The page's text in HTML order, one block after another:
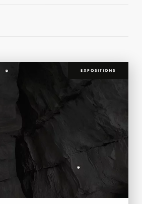
EXPOSITIONS